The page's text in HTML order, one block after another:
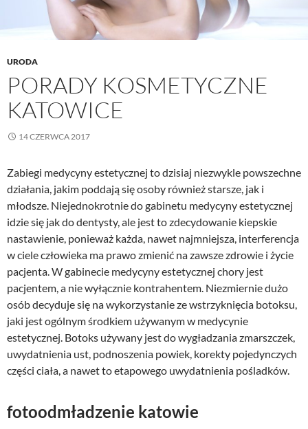
URODA
PORADY KOSMETYCZNE
KATOWICE
14 CZERWCA 2017
Zabiegi medycyny estetycznej to dzisiaj niezwykle powszechne
działania, jakim poddają się osoby również starsze, jak i
młodsze. Niejednokrotnie do gabinetu medycyny estetycznej
idzie się jak do dentysty, ale jest to zdecydowanie kiepskie
nastawienie, ponieważ każda, nawet najmniejsza, interferencja
w ciele człowieka ma prawo zmienić na zawsze zdrowie i życie
pacjenta. W gabinecie medycyny estetycznej chory jest
pacjentem, a nie wyłącznie kontrahentem. Niezmiernie dużo
osób decyduje się na wykorzystanie ze wstrzyknięcia botoksu,
jaki jest ogólnym środkiem używanym w medycynie
estetycznej. Botoks używany jest do wygładzania zmarszczek,
uwydatnienia ust, podnoszenia powiek, korekty pojedynczych
części ciała, a nawet to etapowego uwydatnienia pośladków.
fotoodmładzenie katowie